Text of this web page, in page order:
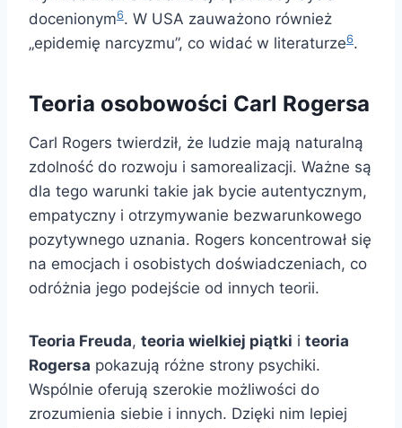
docenionym6. W USA zauważono również
„epidemię narcyzmu”, co widać w literaturze6.
Teoria osobowości Carl Rogersa
Carl Rogers twierdził, że ludzie mają naturalną
zdolność do rozwoju i samorealizacji. Ważne są
dla tego warunki takie jak bycie autentycznym,
empatyczny i otrzymywanie bezwarunkowego
pozytywnego uznania. Rogers koncentrował się
na emocjach i osobistych doświadczeniach, co
odróżnia jego podejście od innych teorii.
Teoria Freuda, teoria wielkiej piątki i teoria
Rogersa pokazują różne strony psychiki.
Wspólnie oferują szerokie możliwości do
zrozumienia siebie i innych. Dzięki nim lepiej